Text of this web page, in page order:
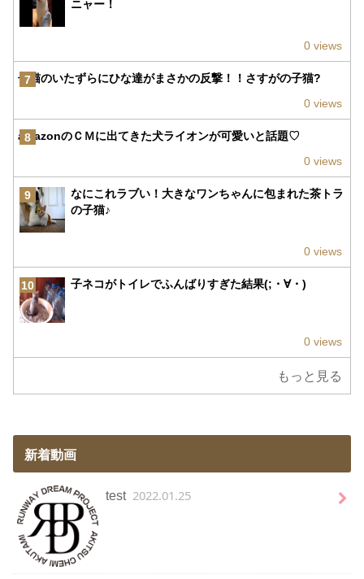
ニャー！
0 views
7
子猫のいたずらにひな達がまさかの反撃！！さすがの子猫?
0 views
8
amazonのＣＭに出てきた犬ライオンが可愛いと話題♡
0 views
9
なにこれラブい！大きなワンちゃんに包まれた茶トラ
の子猫♪
0 views
10 子ネコがトイレでふんばりすぎた結果(;・∀・)
0 views
もっと見る
新着動画
test 2022.01.25